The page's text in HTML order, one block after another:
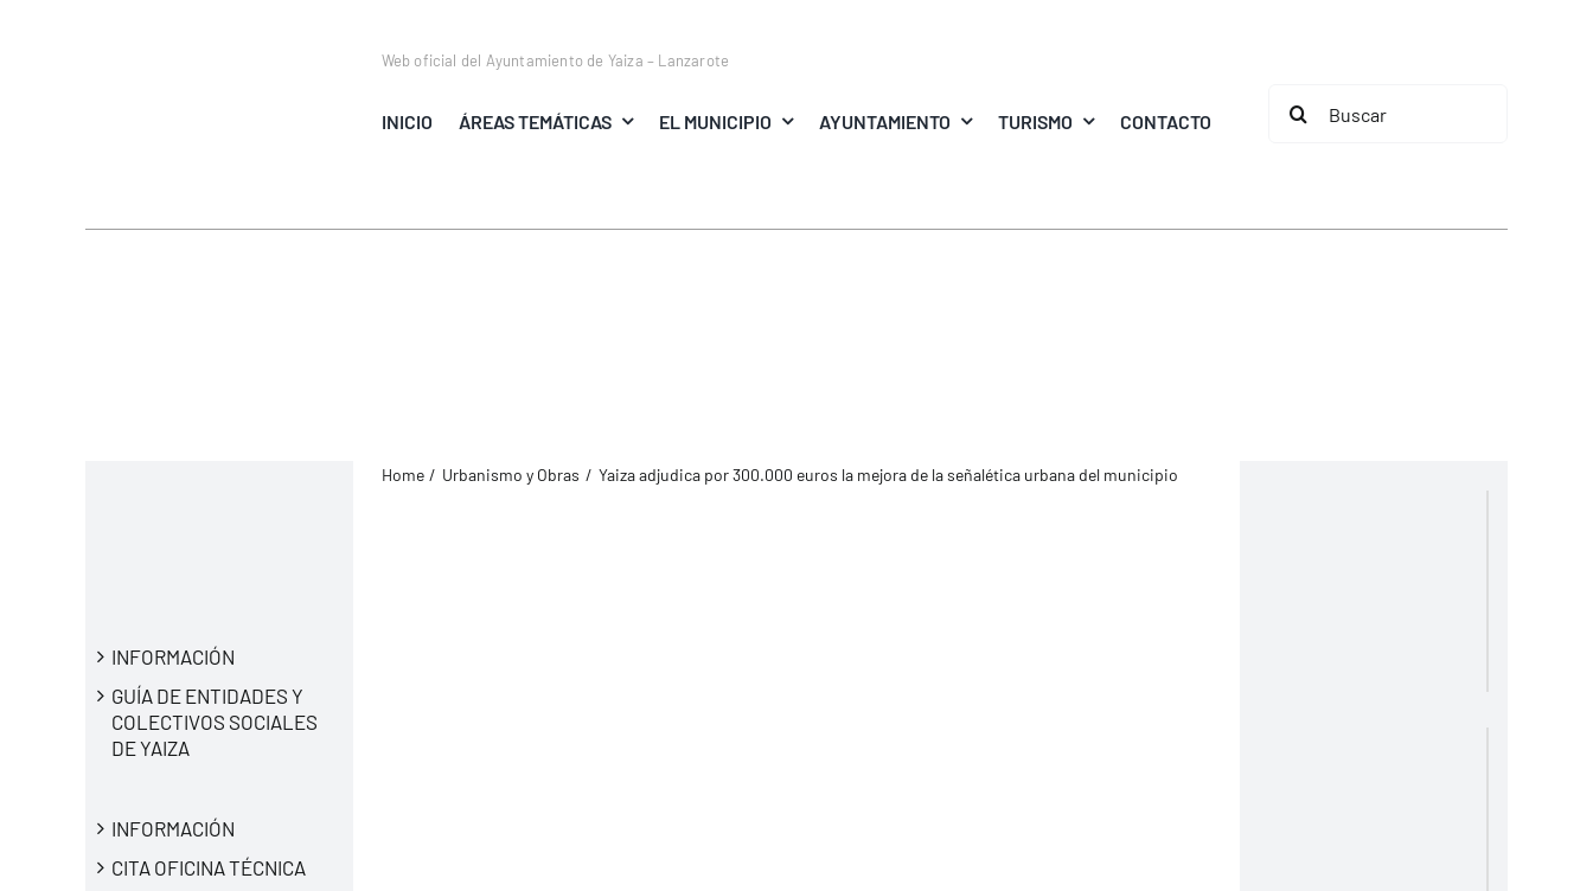
Web oficial del Ayuntamiento de Yaiza – Lanzarote
INICIO ÁREAS TEMÁTICAS EL MUNICIPIO AYUNTAMIENTO TURISMO CONTACTO
Buscar:
INFORMACIÓN
GUÍA DE ENTIDADES Y
COLECTIVOS SOCIALES
DE YAIZA
INFORMACIÓN
CITA OFICINA TÉCNICA
Home Urbanismo y Obras Yaiza adjudica por 300.000 euros la mejora de la señalética urbana del municipio